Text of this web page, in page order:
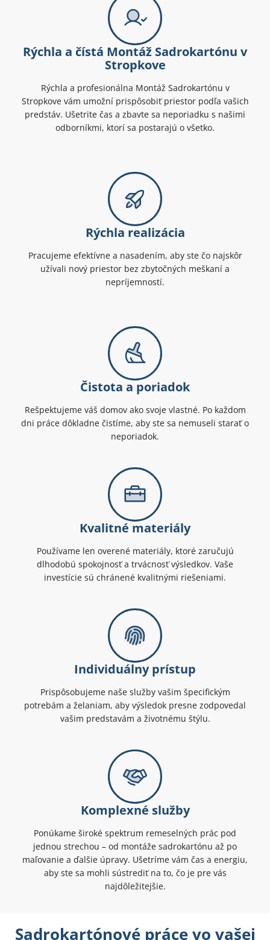
Rýchla a čístá Montáž Sadrokartónu v
Stropkove
Rýchla a profesionálna Montáž Sadrokartónu v
Stropkove vám umožní prispôsobiť priestor podľa vašich
predstáv. Ušetrite čas a zbavte sa neporiadku s našimi
odborníkmi, ktorí sa postarajú o všetko.
Rýchla realizácia
Pracujeme efektívne a nasadením, aby ste čo najskôr
užívali nový priestor bez zbytočných meškaní a
nepríjemností.
Čistota a poriadok
Rešpektujeme váš domov ako svoje vlastné. Po každom
dni práce dôkladne čistíme, aby ste sa nemuseli starať o
neporiadok.
Kvalitné materiály
Používame len overené materiály, ktoré zaručujú
dlhodobú spokojnosť a trvácnosť výsledkov. Vaše
investície sú chránené kvalitnými riešeniami.
Individuálny prístup
Prispôsobujeme naše služby vašim špecifickým
potrebám a želaniam, aby výsledok presne zodpovedal
vašim predstavám a životnému štýlu.
Komplexné služby
Ponúkame široké spektrum remeselných prác pod
jednou strechou – od montáže sadrokartónu až po
maľovanie a ďalšie úpravy. Ušetríme vám čas a energiu,
aby ste sa mohli sústrediť na to, čo je pre vás
najdôležitejšie.
Sadrokartónové práce vo vašej